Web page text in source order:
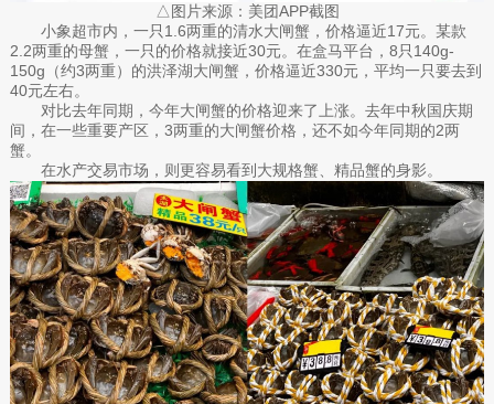
△图片来源：美团APP截图
小象超市内，一只1.6两重的清水大闸蟹，价格逼近17元。某款
2.2两重的母蟹，一只的价格就接近30元。在盒马平台，8只140g-
150g（约3两重）的洪泽湖大闸蟹，价格逼近330元，平均一只要去到
40元左右。
对比去年同期，今年大闸蟹的价格迎来了上涨。去年中秋国庆期
间，在一些重要产区，3两重的大闸蟹价格，还不如今年同期的2两
蟹。
在水产交易市场，则更容易看到大规格蟹、精品蟹的身影。